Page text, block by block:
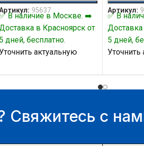
95637
В наличие в Москве. ➡️
Доставка в Красноярск от
5 дней, бесплатно.
актуальную
у нашего
Артикул:
✅ В
5 дней,
Уточнить
можете у
Свяжитесь с